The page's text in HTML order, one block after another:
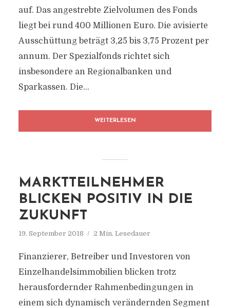
auf. Das angestrebte Zielvolumen des Fonds
liegt bei rund 400 Millionen Euro. Die avisierte
Ausschüttung beträgt 3,25 bis 3,75 Prozent per
annum. Der Spezialfonds richtet sich
insbesondere an Regionalbanken und
Sparkassen. Die...
WEITERLESEN
MARKTTEILNEHMER
BLICKEN POSITIV IN DIE
ZUKUNFT
19. September 2018 2 Min. Lesedauer
Finanzierer, Betreiber und Investoren von
Einzelhandelsimmobilien blicken trotz
herausfordernder Rahmenbedingungen in
einem sich dynamisch verändernden Segment